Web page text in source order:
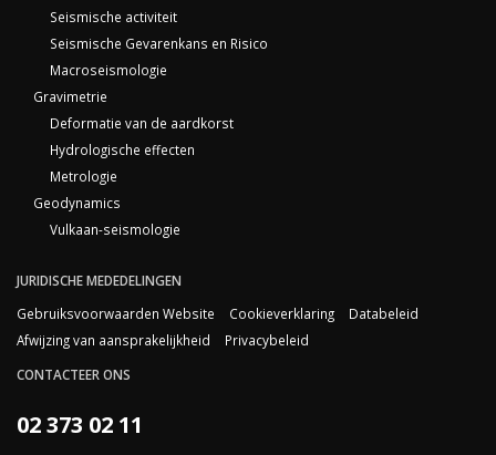
Seismische activiteit
Seismische Gevarenkans en Risico
Macroseismologie
Gravimetrie
Deformatie van de aardkorst
Hydrologische effecten
Metrologie
Geodynamics
Vulkaan-seismologie
JURIDISCHE MEDEDELINGEN
Gebruiksvoorwaarden Website
Cookieverklaring
Databeleid
Afwijzing van aansprakelijkheid
Privacybeleid
CONTACTEER ONS
02 373 02 11